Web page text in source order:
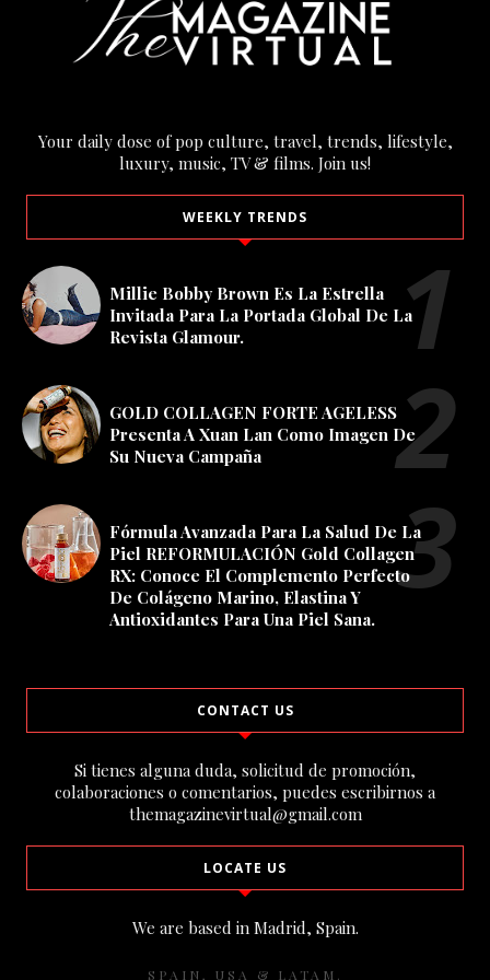
Your daily dose of pop culture, travel, trends, lifestyle,
luxury, music, TV & films. Join us!
WEEKLY TRENDS
Millie Bobby Brown Es La Estrella
Invitada Para La Portada Global De La
Revista Glamour.
GOLD COLLAGEN FORTE AGELESS
Presenta A Xuan Lan Como Imagen De
Su Nueva Campaña
Fórmula Avanzada Para La Salud De La
Piel REFORMULACIÓN Gold Collagen
RX: Conoce El Complemento Perfecto
De Colágeno Marino, Elastina Y
Antioxidantes Para Una Piel Sana.
CONTACT US
Si tienes alguna duda, solicitud de promoción,
colaboraciones o comentarios, puedes escribirnos a
themagazinevirtual@gmail.com
LOCATE US
We are based in Madrid, Spain.
SPAIN, USA & LATAM.